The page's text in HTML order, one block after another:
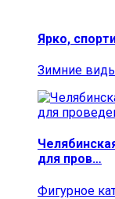
Ярко,
Зимние
для пров…
Фигурное